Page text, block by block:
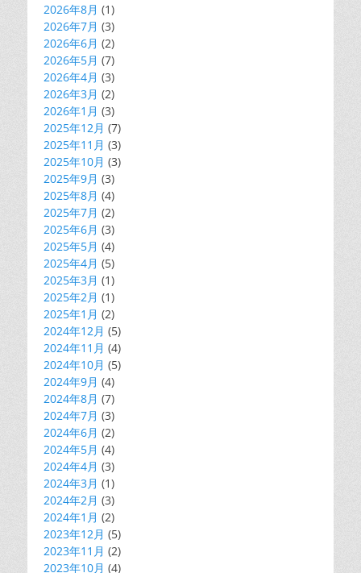
2026年8月 (1)
2026年7月 (3)
2026年6月 (2)
2026年5月 (7)
2026年4月 (3)
2026年3月 (2)
2026年1月 (3)
2025年12月 (7)
2025年11月 (3)
2025年10月 (3)
2025年9月 (3)
2025年8月 (4)
2025年7月 (2)
2025年6月 (3)
2025年5月 (4)
2025年4月 (5)
2025年3月 (1)
2025年2月 (1)
2025年1月 (2)
2024年12月 (5)
2024年11月 (4)
2024年10月 (5)
2024年9月 (4)
2024年8月 (7)
2024年7月 (3)
2024年6月 (2)
2024年5月 (4)
2024年4月 (3)
2024年3月 (1)
2024年2月 (3)
2024年1月 (2)
2023年12月 (5)
2023年11月 (2)
2023年10月 (4)